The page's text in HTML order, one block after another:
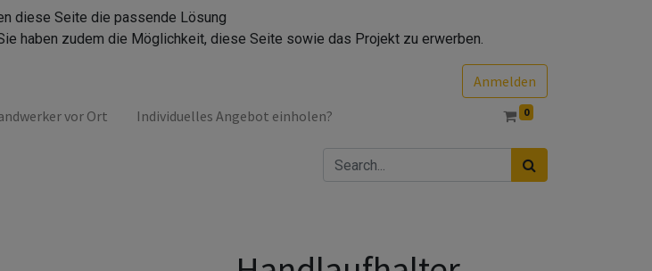
diese Seite die passende Lösung
haben zudem die Möglichkeit, diese Seite sowie das Projekt zu erwerben.
Anmelden
vor Ort Individuelles Angebot einholen? 0